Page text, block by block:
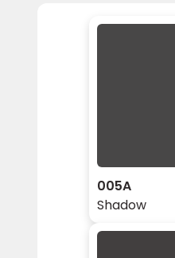
005A
Shadow